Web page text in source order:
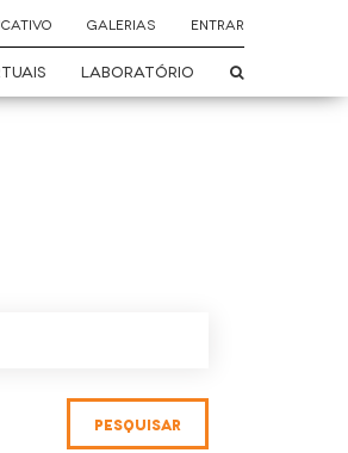
GALERIAS ENTRAR
LABORATÓRIO